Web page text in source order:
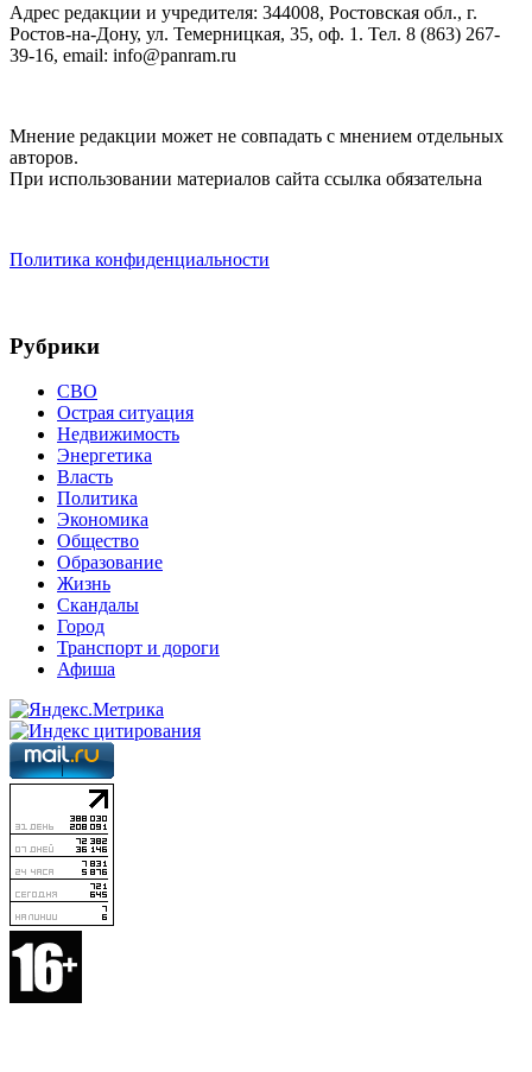
Адрес редакции и учредителя: 344008, Ростовская обл., г.
Ростов-на-Дону, ул. Темерницкая, 35, оф. 1. Тел. 8 (863) 267-
39-16, email: info@panram.ru
Мнение редакции может не совпадать с мнением отдельных
авторов.
При использовании материалов сайта ссылка обязательна
Политика конфиденциальности
Рубрики
СВО
Острая ситуация
Недвижимость
Энергетика
Власть
Политика
Экономика
Общество
Образование
Жизнь
Скандалы
Город
Транспорт и дороги
Афиша